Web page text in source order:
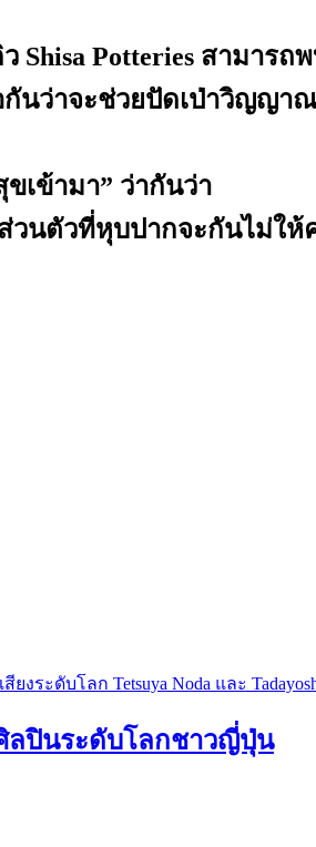
Potteries สามาร
กันว่าจะช่วยปัดเป่าวิญญ
เข้ามา” ว่ากันว่า
นตัวที่หุบปากจะกันไม่ให้
ลปินระดับโลกชาวญี่ปุ่น